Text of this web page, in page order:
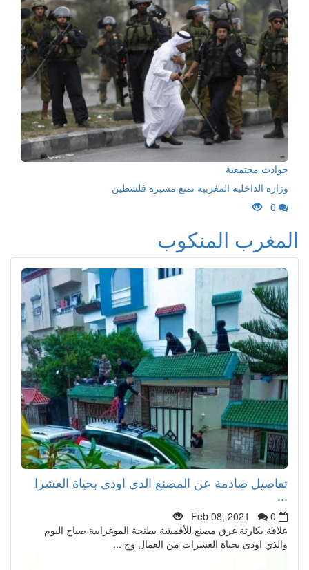
حوادث مجتمعية
وزارة الداخلية المغربية تمنع مسيرة فلسطين
0
المغرب المنكوب
تفاصيل صادمة عن المصنع الذي اودى بحياة العشرا
Feb 08, 2021
0
علاقة بكارثة غرق مصنع للأقمشة بطنجة الموغرابية صباح اليوم
والذي اودى بحياة العشرات من العمال وج ...